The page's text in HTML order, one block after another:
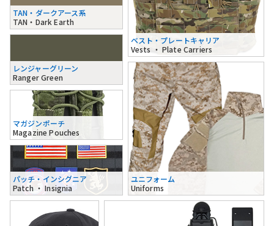
TAN・ダークアース系
TAN・Dark Earth
レンジャーグリーン
Ranger Green
ベスト・プレートキャリア
Vests ・ Plate Carriers
マガジンポーチ
Magazine Pouches
パッチ・インシグニア
Patch ・ Insignia
ユニフォーム
Uniforms